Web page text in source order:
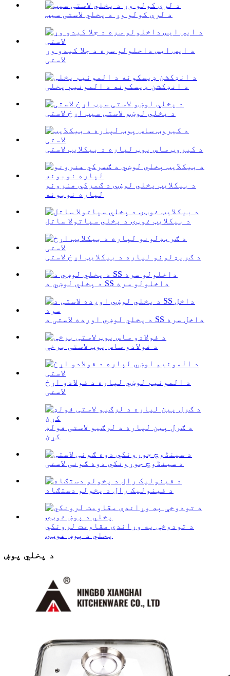
د لرې کولو وړ د پخلي لاستی سیټ
د ایس ایس داخلولو سره د جلا کیدو وړ
لاستی
د انډکشن ډیسکونه د المونیم پخلی
د پخلي لوښو لاستی سیټ اړخ لاستی
د کیروټ ساس پوټ لپاره د بیکلایټ لاستی
د بیکلایټ پخلي لوښي د ګمرکي هنرونو
لپاره نوبونه
د بیکلایټ غوټۍ د پخلي سپاتولا ساتل
د ګریډلونو لپاره د بیکلایټ اړخ لاستی
د پخلي لوښي د SS داخلولو سره
د پخلي لوښي اوږده لاستی د SS داخل سره
د فولادو ساس پوټ لاستی برخې
د المونیم لوښي لپاره د فولادو اړخ
لاستی
د ګرل پین لپاره د لرګیو لاستی فولډ
کړئ
د سینڈوچ جوړونکي دوه ګونی لاستی
د فینولیک رال د پخولو دستګاه
د تودوخې په وړاندې مقاومت لرونکي
پخلي د پوښ غوټۍ
د پخلي پوښ